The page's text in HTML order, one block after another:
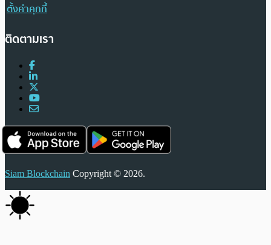
ตั้งค่าคุกกี้
ติดตามเรา
Siam Blockchain Copyright © 2026.